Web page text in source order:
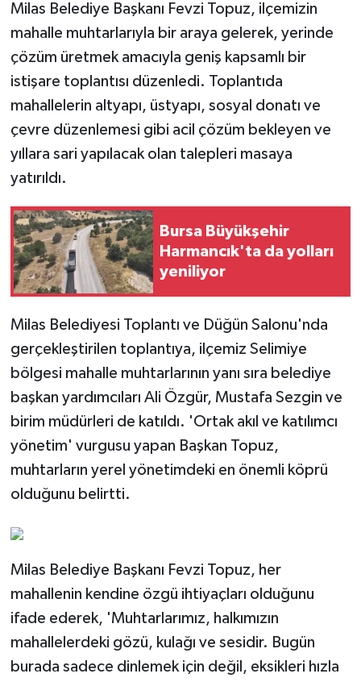
Milas Belediye Başkanı Fevzi Topuz, ilçemizin
mahalle muhtarlarıyla bir araya gelerek, yerinde
çözüm üretmek amacıyla geniş kapsamlı bir
istişare toplantısı düzenledi. Toplantıda
mahallelerin altyapı, üstyapı, sosyal donatı ve
çevre düzenlemesi gibi acil çözüm bekleyen ve
yıllara sari yapılacak olan talepleri masaya
yatırıldı.
Bursa Büyükşehir
Harmancık'ta da yolları
yeniliyor
Milas Belediyesi Toplantı ve Düğün Salonu'nda
gerçekleştirilen toplantıya, ilçemiz Selimiye
bölgesi mahalle muhtarlarının yanı sıra belediye
başkan yardımcıları Ali Özgür, Mustafa Sezgin ve
birim müdürleri de katıldı. 'Ortak akıl ve katılımcı
yönetim' vurgusu yapan Başkan Topuz,
muhtarların yerel yönetimdeki en önemli köprü
olduğunu belirtti.
Milas Belediye Başkanı Fevzi Topuz, her
mahallenin kendine özgü ihtiyaçları olduğunu
ifade ederek, 'Muhtarlarımız, halkımızın
mahallelerdeki gözü, kulağı ve sesidir. Bugün
burada sadece dinlemek için değil, eksikleri hızla